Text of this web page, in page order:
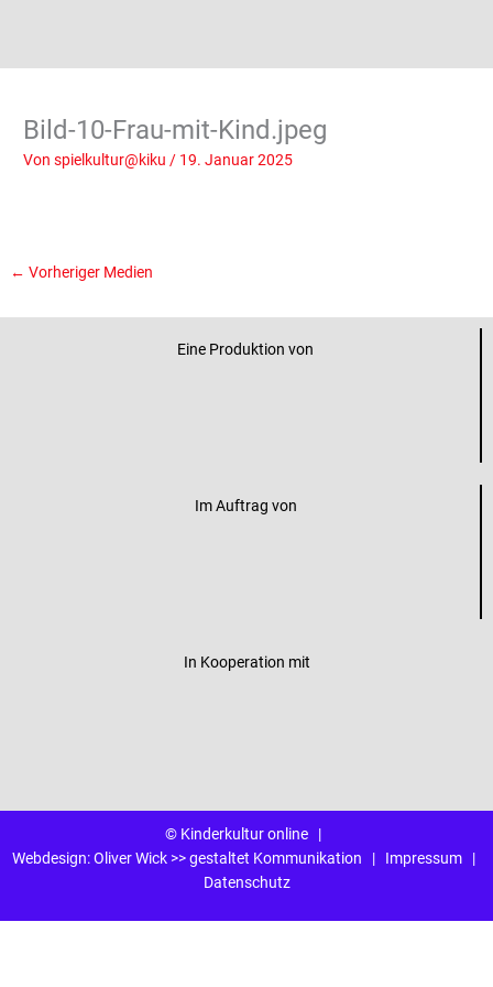
Bild-10-Frau-mit-Kind.jpeg
Vonspielkultur@kiku/ 19. Januar 2025
← Vorheriger Medien
Eine Produktion von
Im Auftrag von
In Kooperation mit
© Kinderkultur online |
Webdesign:Oliver Wick >> gestaltet Kommunikation | Impressum|
Datenschutz